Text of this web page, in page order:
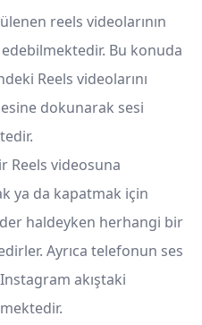
reels videolarının
edebilmektedir. Bu konuda
Reels videolarını
dokunarak sesi
Reels videosuna
ya da kapatmak için
haldeyken herhangi bir
Ayrıca telefonun ses
akıştaki